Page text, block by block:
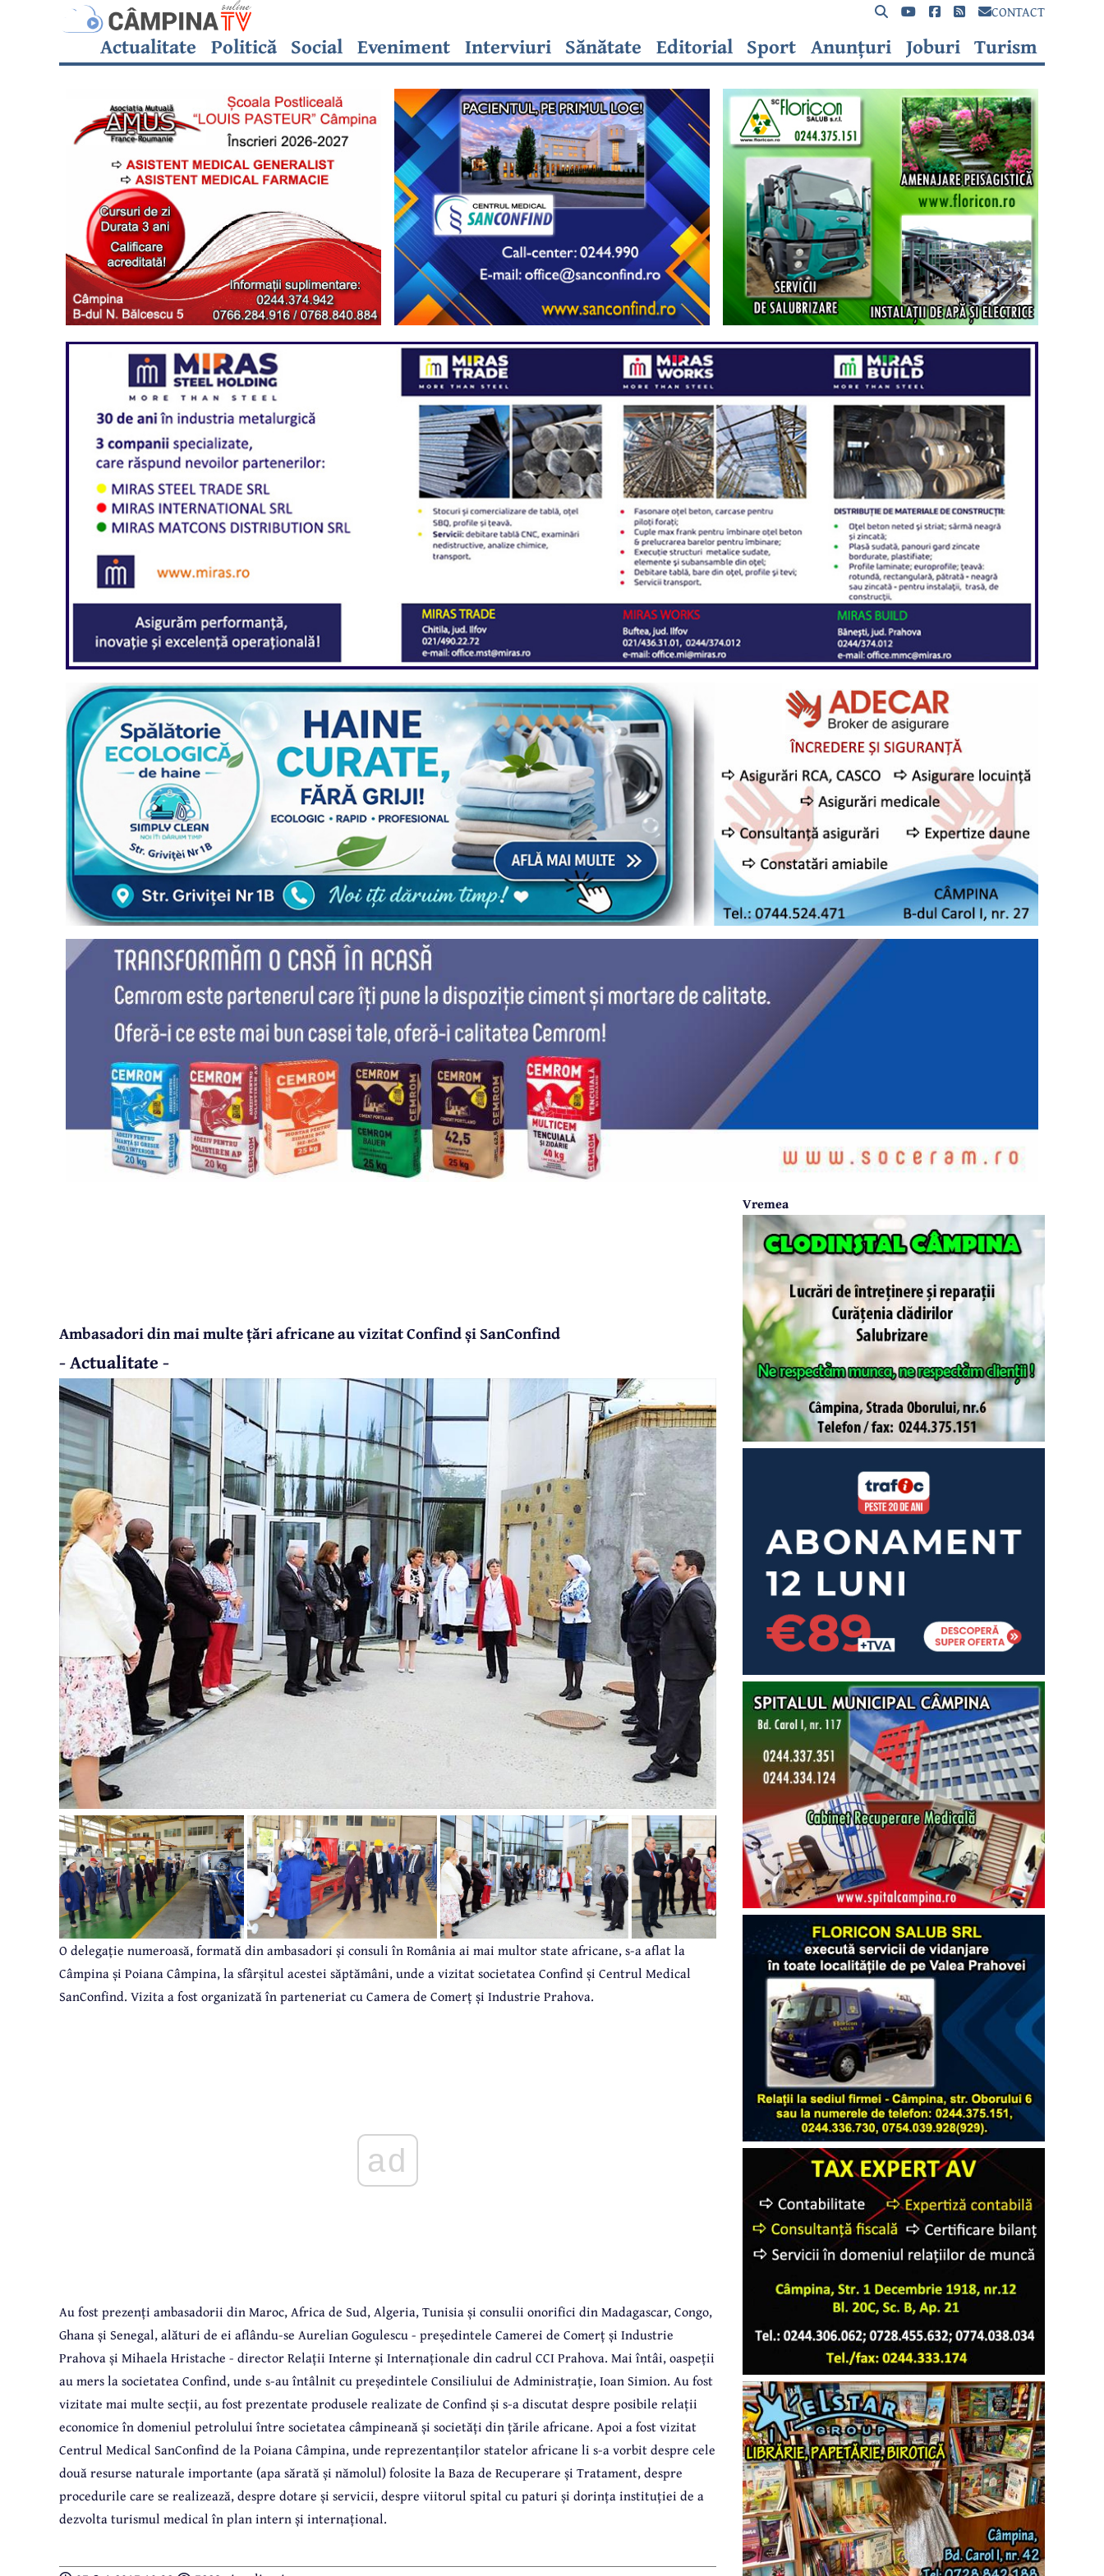
CONTACT
Actualitate Politică Social Eveniment Interviuri Sănătate Editorial Sport Anunțuri Joburi Turism
Ambasadori din mai multe țări africane au vizitat Confind și SanConfind
- Actualitate -
O delegație numeroasă, formată din ambasadori și consuli în România ai mai multor state africane, s-a aflat la
Câmpina și Poiana Câmpina, la sfârșitul acestei săptămâni, unde a vizitat societatea Confind și Centrul Medical
SanConfind. Vizita a fost organizată în parteneriat cu Camera de Comerț și Industrie Prahova.
ad
Au fost prezenți ambasadorii din Maroc, Africa de Sud, Algeria, Tunisia și consulii onorifici din Madagascar, Congo,
Ghana și Senegal, alături de ei aflându-se Aurelian Gogulescu - președintele Camerei de Comerț și Industrie
Prahova și Mihaela Hristache - director Relații Interne și Internaționale din cadrul CCI Prahova. Mai întâi, oaspeții
au mers la societatea Confind, unde s-au întâlnit cu președintele Consiliului de Administrație, Ioan Simion. Au fost
vizitate mai multe secții, au fost prezentate produsele realizate de Confind și s-a discutat despre posibile relații
economice în domeniul petrolului între societatea câmpineană și societăți din țările africane. Apoi a fost vizitat
Centrul Medical SanConfind de la Poiana Câmpina, unde reprezentanților statelor africane li s-a vorbit despre cele
două resurse naturale importante (apa sărată și nămolul) folosite la Baza de Recuperare și Tratament, despre
procedurile care se realizează, despre dotare și servicii, despre viitorul spital cu paturi și dorința instituției de a
dezvolta turismul medical în plan intern și internațional.
Vremea